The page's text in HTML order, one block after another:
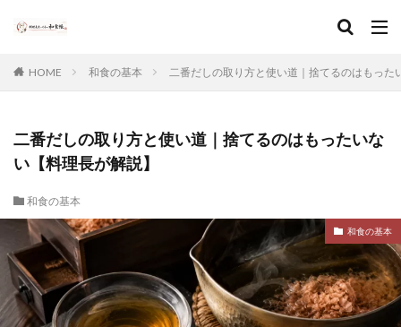
HOME 和食の基本 二番だしの取り方と使い道｜捨てるのはもった
二番だしの取り方と使い道｜捨てるのはもったいな
い【料理長が解説】
和食の基本
和食の基本